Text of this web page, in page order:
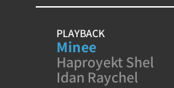
PLAYBACK
Minee
Haproyekt Shel
Idan Raychel